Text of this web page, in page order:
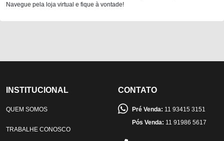
Navegue pela loja virtual e fique à vontade!
INSTITUCIONAL
QUEM SOMOS
TRABALHE CONOSCO
CONTATO
Pré Venda: 11 93415 3151
Pós Venda: 11 91986 5617